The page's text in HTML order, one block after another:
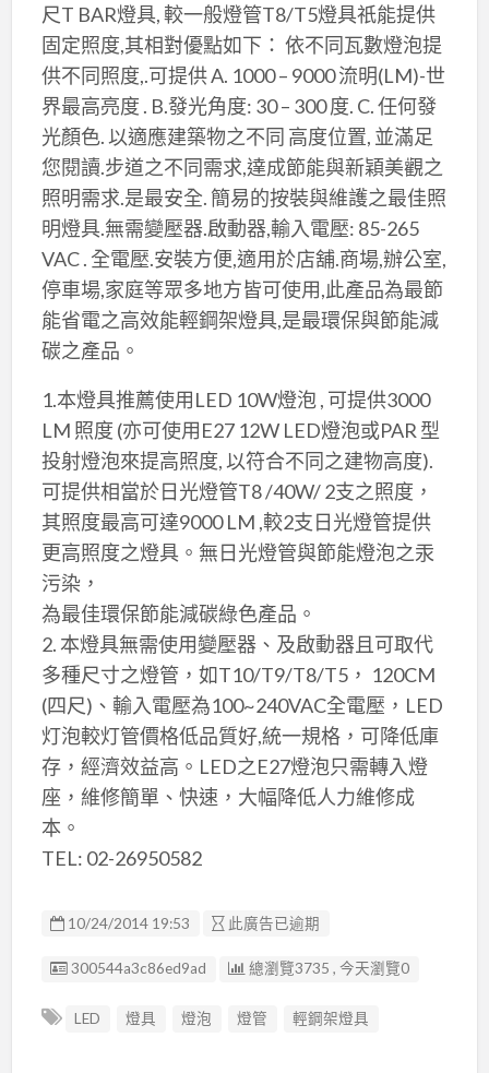
尺T BAR燈具, 較一般燈管T8/T5燈具祇能提供
固定照度,其相對優點如下： 依不同瓦數燈泡提
供不同照度,.可提供 A. 1000 – 9000 流明(LM)-世
界最高亮度 . B.發光角度: 30 – 300 度. C. 任何發
光顏色. 以適應建築物之不同 高度位置, 並滿足
您閱讀.步道之不同需求,達成節能與新穎美觀之
照明需求.是最安全. 簡易的按裝與維護之最佳照
明燈具.無需變壓器.啟動器,輸入電壓: 85-265
VAC . 全電壓.安裝方便,適用於店舖.商場,辦公室,
停車場,家庭等眾多地方皆可使用,此產品為最節
能省電之高效能輕鋼架燈具,是最環保與節能減
碳之產品。
1.本燈具推薦使用LED 10W燈泡 , 可提供3000
LM 照度 (亦可使用E27 12W LED燈泡或PAR 型
投射燈泡來提高照度, 以符合不同之建物高度).
可提供相當於日光燈管T8 /40W/ 2支之照度，
其照度最高可達9000 LM ,較2支日光燈管提供
更高照度之燈具。無日光燈管與節能燈泡之汞
污染，
為最佳環保節能減碳綠色產品。
2. 本燈具無需使用變壓器、及啟動器且可取代
多種尺寸之燈管，如T10/T9/T8/T5， 120CM
(四尺)、輸入電壓為100~240VAC全電壓，LED
灯泡較灯管價格低品質好,統一規格，可降低庫
存，經濟效益高。LED之E27燈泡只需轉入燈
座，維修簡單、快速，大幅降低人力維修成
本。
TEL: 02-26950582
10/24/2014 19:53 此廣告已逾期
廣告编號
300544a3c86ed9ad 總瀏覽3735 , 今天瀏覽0
LED 燈具 燈泡 燈管 輕鋼架燈具